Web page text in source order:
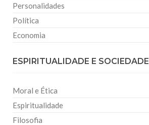
Personalidades
Política
Economia
ESPIRITUALIDADE E SOCIEDADE
Moral e Ética
Espiritualidade
Filosofia